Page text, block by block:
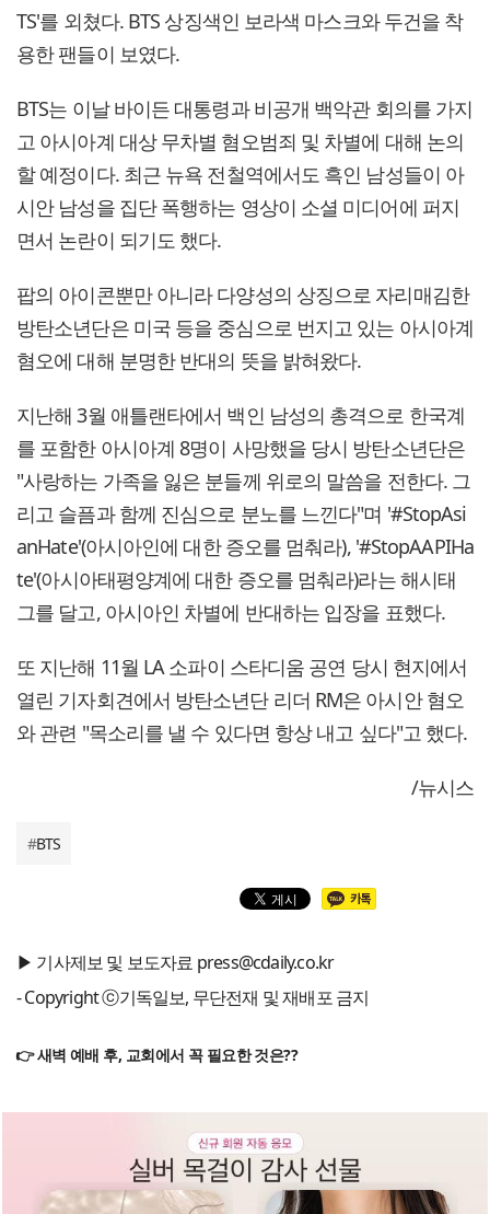
TS'를 외쳤다. BTS 상징색인 보라색 마스크와 두건을 착
용한 팬들이 보였다.
BTS는 이날 바이든 대통령과 비공개 백악관 회의를 가지
고 아시아계 대상 무차별 혐오범죄 및 차별에 대해 논의
할 예정이다. 최근 뉴욕 전철역에서도 흑인 남성들이 아
시안 남성을 집단 폭행하는 영상이 소셜 미디어에 퍼지
면서 논란이 되기도 했다.
팝의 아이콘뿐만 아니라 다양성의 상징으로 자리매김한
방탄소년단은 미국 등을 중심으로 번지고 있는 아시아계
혐오에 대해 분명한 반대의 뜻을 밝혀왔다.
지난해 3월 애틀랜타에서 백인 남성의 총격으로 한국계
를 포함한 아시아계 8명이 사망했을 당시 방탄소년단은
"사랑하는 가족을 잃은 분들께 위로의 말씀을 전한다. 그
리고 슬픔과 함께 진심으로 분노를 느낀다"며 '#StopAsi
anHate'(아시아인에 대한 증오를 멈춰라), '#StopAAPIHa
te'(아시아태평양계에 대한 증오를 멈춰라)라는 해시태
그를 달고, 아시아인 차별에 반대하는 입장을 표했다.
또 지난해 11월 LA 소파이 스타디움 공연 당시 현지에서
열린 기자회견에서 방탄소년단 리더 RM은 아시안 혐오
와 관련 "목소리를 낼 수 있다면 항상 내고 싶다"고 했다.
/뉴시스
#BTS
▶ 기사제보 및 보도자료 press@cdaily.co.kr
- Copyright ⓒ기독일보, 무단전재 및 재배포 금지
👉 새벽 예배 후, 교회에서 꼭 필요한 것은??